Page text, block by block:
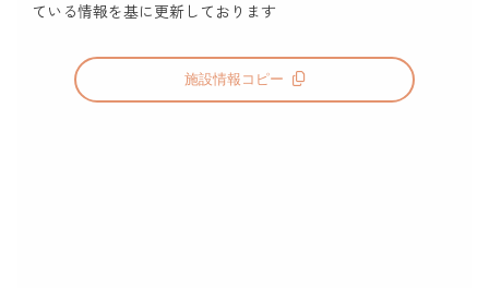
ている情報を基に更新しております
施設情報コピー